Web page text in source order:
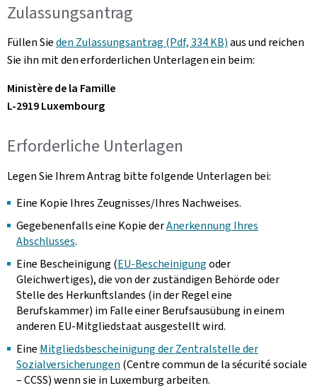
Zulassungsantrag
Füllen Sieden Zulassungsantrag (Pdf, 334 KB)aus und reichen
Sie ihn mit den erforderlichen Unterlagen ein beim:
Ministère de la Famille
L-2919 Luxembourg
Erforderliche Unterlagen
Legen Sie Ihrem Antrag bitte folgende Unterlagen bei:
Eine Kopie Ihres Zeugnisses/Ihres Nachweises.
Gegebenenfalls eine Kopie derAnerkennung Ihres
Abschlusses.
Eine Bescheinigung (EU-Bescheinigungoder
Gleichwertiges), die von der zuständigen Behörde oder
Stelle des Herkunftslandes (in der Regel eine
Berufskammer) im Falle einer Berufsausübung in einem
anderen EU-Mitgliedstaat ausgestellt wird.
Eine Mitgliedsbescheinigung der Zentralstelle der
Sozialversicherungen (Centre commun de la sécurité sociale
– CCSS) wenn sie in Luxemburg arbeiten.